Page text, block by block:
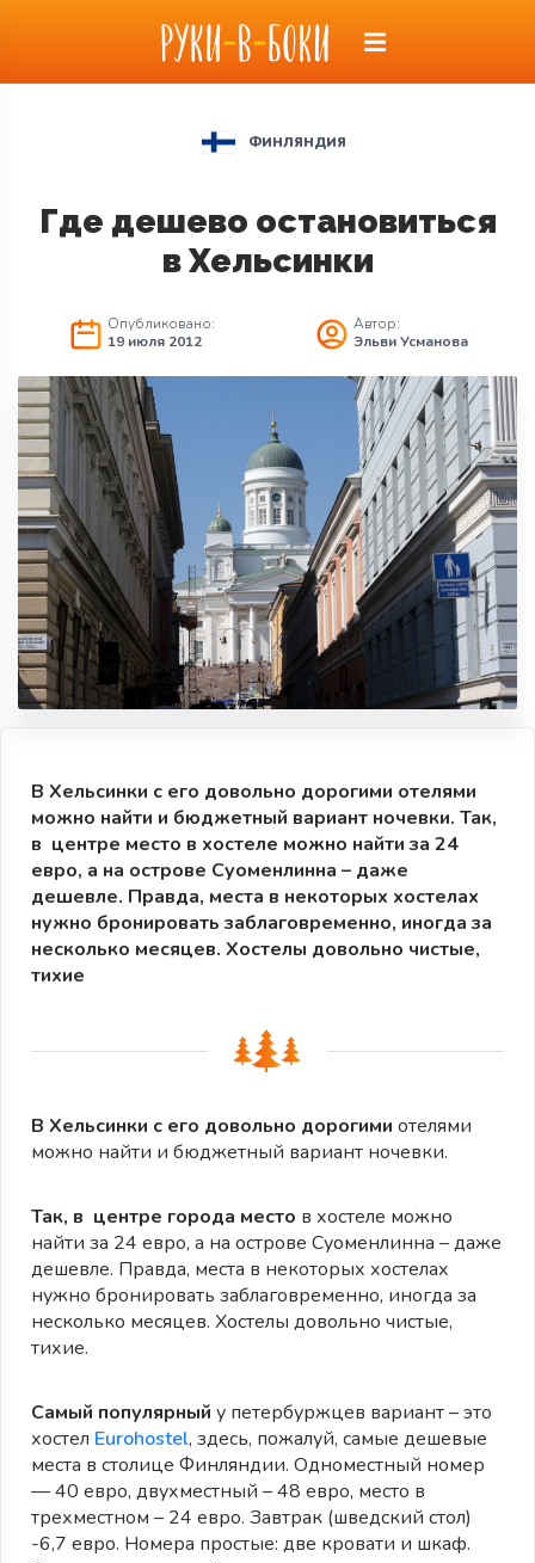
ФИНЛЯНДИЯ
Где дешево остановиться
в Хельсинки
Опубликовано:
19 июля 2012
Автор:
Эльви Усманова
В Хельсинки с его довольно дорогими отелями
можно найти и бюджетный вариант ночевки. Так,
в центре место в хостеле можно найти за 24
евро, а на острове Суоменлинна – даже
дешевле. Правда, места в некоторых хостелах
нужно бронировать заблаговременно, иногда за
несколько месяцев. Хостелы довольно чистые,
тихие
В Хельсинки с его довольно дорогими отелями
можно найти и бюджетный вариант ночевки.
Так, в центре города место в хостеле можно
найти за 24 евро, а на острове Суоменлинна – даже
дешевле. Правда, места в некоторых хостелах
нужно бронировать заблаговременно, иногда за
несколько месяцев. Хостелы довольно чистые,
тихие.
Самый популярный у петербуржцев вариант – это
хостел Eurohostel, здесь, пожалуй, самые дешевые
места в столице Финляндии. Одноместный номер
— 40 евро, двухместный – 48 евро, место в
трехместном – 24 евро. Завтрак (шведский стол)
-6,7 евро. Номера простые: две кровати и шкаф.